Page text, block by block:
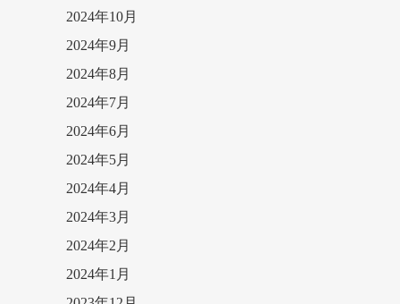
2024年10月
2024年9月
2024年8月
2024年7月
2024年6月
2024年5月
2024年4月
2024年3月
2024年2月
2024年1月